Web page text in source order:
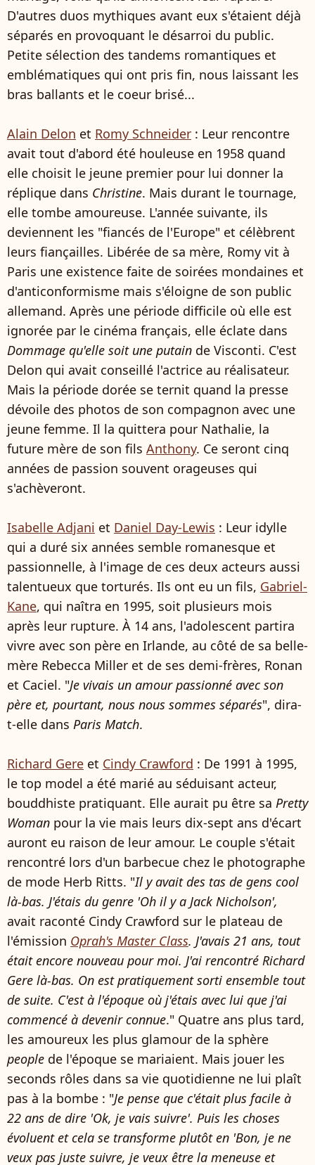
D'autres duos mythiques avant eux s'étaient déjà
séparés en provoquant le désarroi du public.
Petite sélection des tandems romantiques et
emblématiques qui ont pris fin, nous laissant les
bras ballants et le coeur brisé...
Alain Delon et Romy Schneider : Leur rencontre
avait tout d'abord été houleuse en 1958 quand
elle choisit le jeune premier pour lui donner la
réplique dans Christine. Mais durant le tournage,
elle tombe amoureuse. L'année suivante, ils
deviennent les "fiancés de l'Europe" et célèbrent
leurs fiançailles. Libérée de sa mère, Romy vit à
Paris une existence faite de soirées mondaines et
d'anticonformisme mais s'éloigne de son public
allemand. Après une période difficile où elle est
ignorée par le cinéma français, elle éclate dans
Dommage qu'elle soit une putain de Visconti. C'est
Delon qui avait conseillé l'actrice au réalisateur.
Mais la période dorée se ternit quand la presse
dévoile des photos de son compagnon avec une
jeune femme. Il la quittera pour Nathalie, la
future mère de son fils Anthony. Ce seront cinq
années de passion souvent orageuses qui
s'achèveront.
Isabelle Adjani et Daniel Day-Lewis : Leur idylle
qui a duré six années semble romanesque et
passionnelle, à l'image de ces deux acteurs aussi
talentueux que torturés. Ils ont eu un fils, Gabriel-
Kane, qui naîtra en 1995, soit plusieurs mois
après leur rupture. À 14 ans, l'adolescent partira
vivre avec son père en Irlande, au côté de sa belle-
mère Rebecca Miller et de ses demi-frères, Ronan
et Caciel. "Je vivais un amour passionné avec son
père et, pourtant, nous nous sommes séparés", dira-
t-elle dans Paris Match.
Richard Gere et Cindy Crawford : De 1991 à 1995,
le top model a été marié au séduisant acteur,
bouddhiste pratiquant. Elle aurait pu être sa Pretty
Woman pour la vie mais leurs dix-sept ans d'écart
auront eu raison de leur amour. Le couple s'était
rencontré lors d'un barbecue chez le photographe
de mode Herb Ritts. "Il y avait des tas de gens cool
là-bas. J'étais du genre 'Oh il y a Jack Nicholson',
avait raconté Cindy Crawford sur le plateau de
l'émission Oprah's Master Class. J'avais 21 ans, tout
était encore nouveau pour moi. J'ai rencontré Richard
Gere là-bas. On est pratiquement sorti ensemble tout
de suite. C'est à l'époque où j'étais avec lui que j'ai
commencé à devenir connue." Quatre ans plus tard,
les amoureux les plus glamour de la sphère
people de l'époque se mariaient. Mais jouer les
seconds rôles dans sa vie quotidienne ne lui plaît
pas à la bombe : "Je pense que c'était plus facile à
22 ans de dire 'Ok, je vais suivre'. Puis les choses
évoluent et cela se transforme plutôt en 'Bon, je ne
veux pas juste suivre, je veux être la meneuse et